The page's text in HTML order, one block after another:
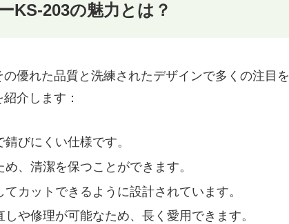
KS-203の魅力とは？
優れた品質と洗練されたデザインで多くの注目を
介します：
びにくい仕様です。
、清潔を保つことができます。
カットできるように設計されています。
や修理が可能なため、長く愛用できます。